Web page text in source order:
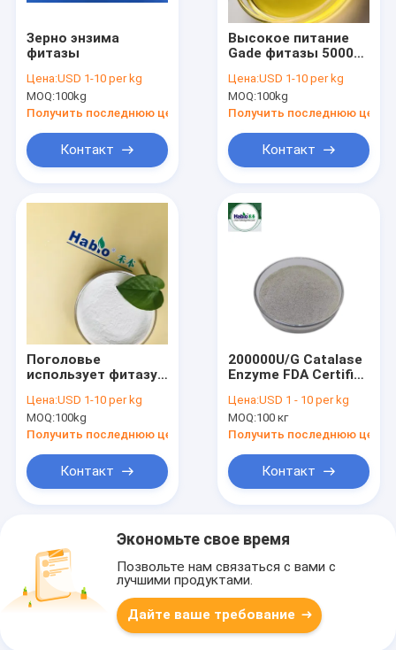
Зерно энзима
фитазы
Цена:USD 1-10 per kg
MOQ:100kg
Получить последнюю цену
Контакт
Высокое питание
Gade фитазы 5000
представления
продукции птицы
Цена:USD 1-10 per kg
MOQ:100kg
Получить последнюю цену
Контакт
Поголовье
использует фитазу
утверждении корма
для животных
ISO22000
Цена:USD 1-10 per kg
MOQ:100kg
Получить последнюю цену
Контакт
200000U/G Catalase
Enzyme FDA Certified
Peroxide Before
Dyeing 200000U/G
Catalase Enzyme
Remove Hydrogen
Peroxide Before
Catalase Enzyme
Remove Hydrogen
Dyeing 200000U/G
Catalase Enzyme
FDA Certified
Удалять перекись
водорода перед
Цена:USD 1 - 10 per kg
MOQ:100 кг
Получить последнюю цену
Контакт
Экономьте свое время
Позвольте нам связаться с вами с
лучшими продуктами.
Дайте ваше требование